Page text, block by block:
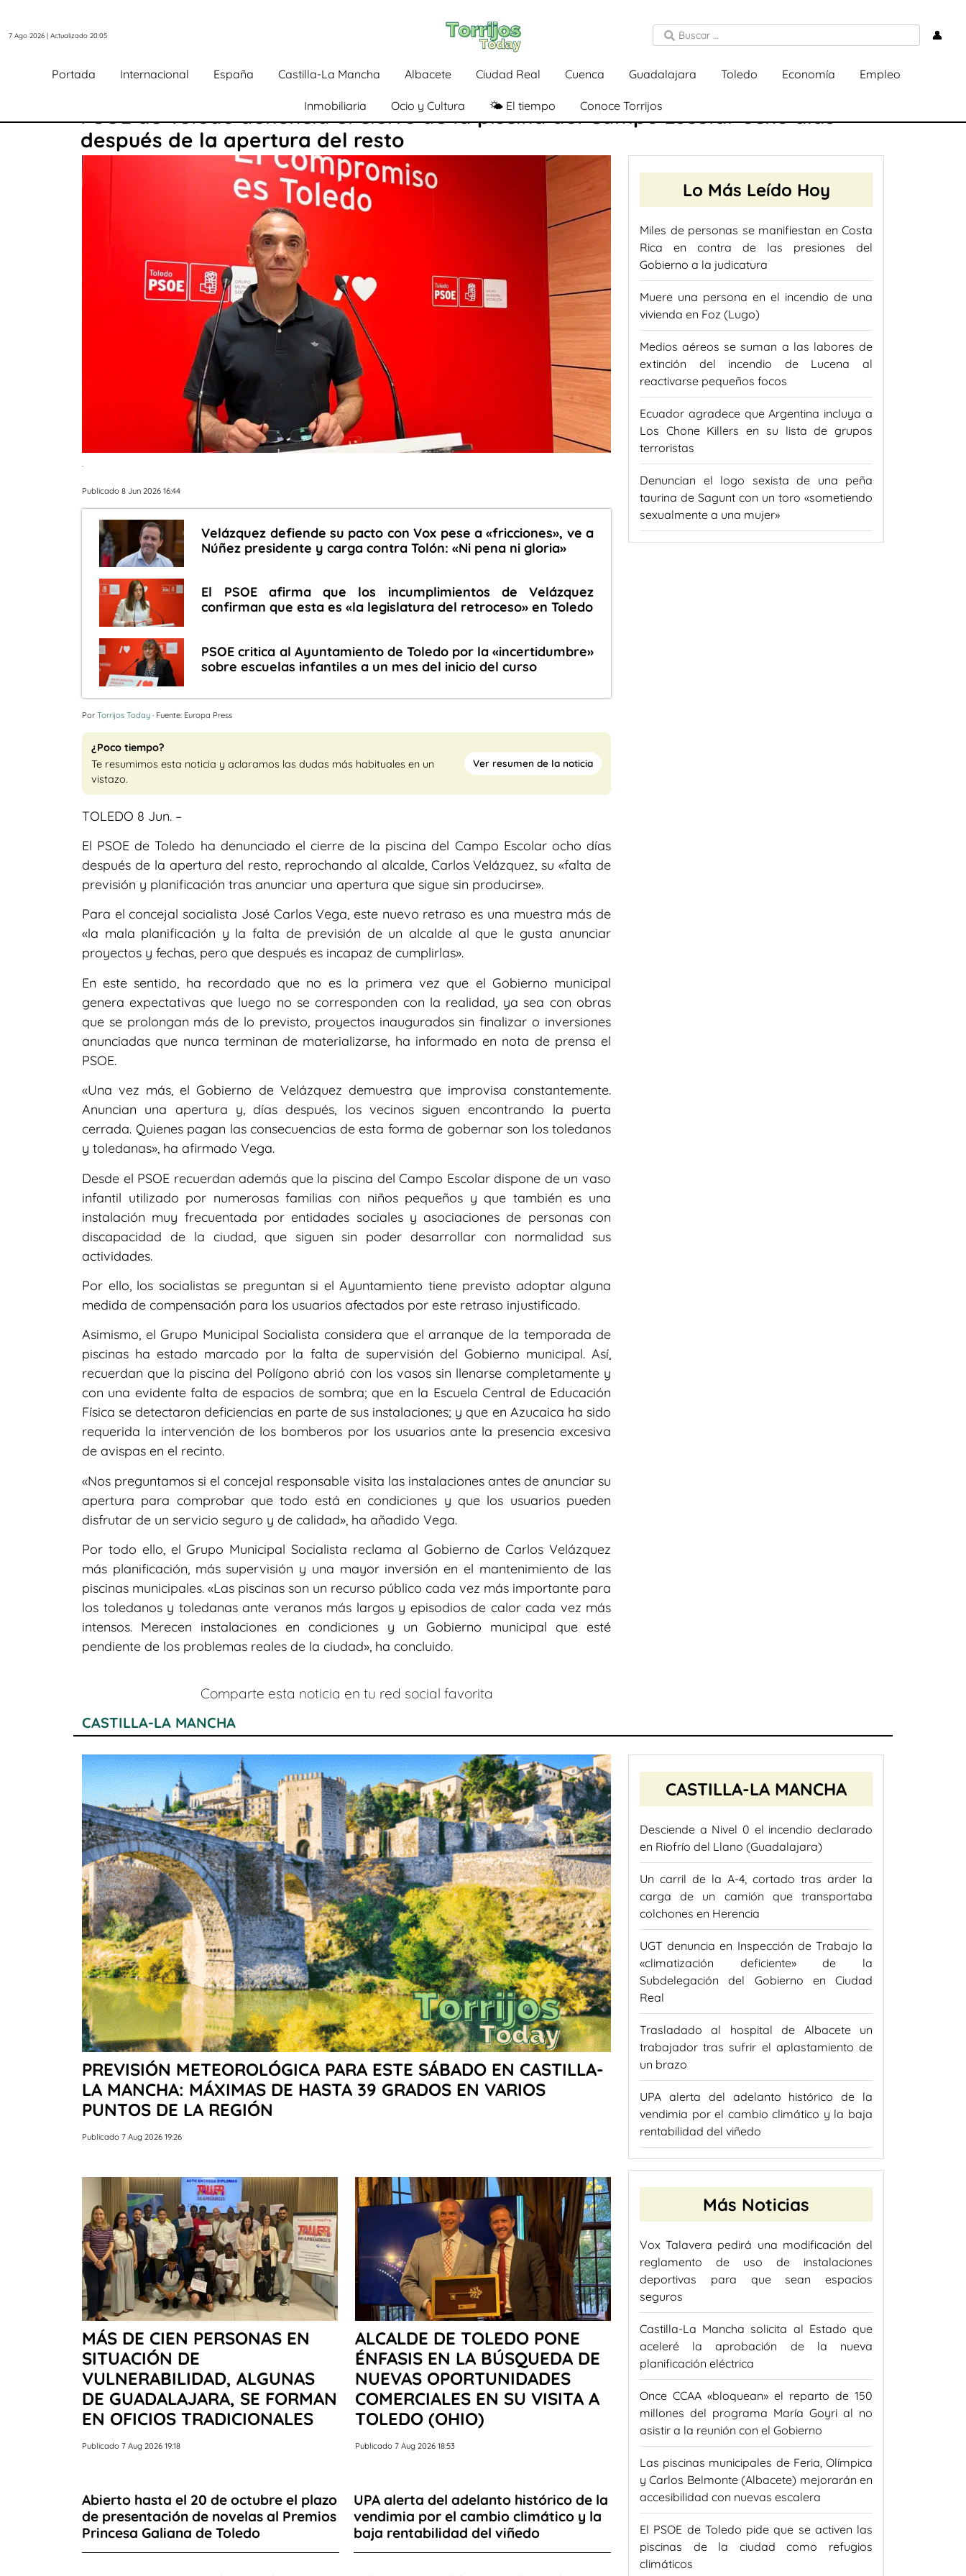
7 Ago 2026 | Actualizado 20:05 👤
Portada Internacional España Castilla-La Mancha Albacete Ciudad Real Cuenca Guadalajara Toledo Economía Empleo
Inmobiliaria Ocio y Cultura 🌤️ El tiempo Conoce Torrijos
PSOE de Toledo denuncia el cierre de la piscina del Campo Escolar ocho días
después de la apertura del resto
.
Publicado 8 Jun 2026 16:44
Velázquez defiende su pacto con Vox pese a «fricciones», ve a
Núñez presidente y carga contra Tolón: «Ni pena ni gloria»
El PSOE afirma que los incumplimientos de Velázquez
confirman que esta es «la legislatura del retroceso» en Toledo
PSOE critica al Ayuntamiento de Toledo por la «incertidumbre»
sobre escuelas infantiles a un mes del inicio del curso
Por Torrijos Today · Fuente: Europa Press
¿Poco tiempo?
Te resumimos esta noticia y aclaramos las dudas más habituales en un
vistazo.
Ver resumen de la noticia
TOLEDO 8 Jun. –
El PSOE de Toledo ha denunciado el cierre de la piscina del Campo Escolar ocho días
después de la apertura del resto, reprochando al alcalde, Carlos Velázquez, su «falta de
previsión y planificación tras anunciar una apertura que sigue sin producirse».
Para el concejal socialista José Carlos Vega, este nuevo retraso es una muestra más de
«la mala planificación y la falta de previsión de un alcalde al que le gusta anunciar
proyectos y fechas, pero que después es incapaz de cumplirlas».
En este sentido, ha recordado que no es la primera vez que el Gobierno municipal
genera expectativas que luego no se corresponden con la realidad, ya sea con obras
que se prolongan más de lo previsto, proyectos inaugurados sin finalizar o inversiones
anunciadas que nunca terminan de materializarse, ha informado en nota de prensa el
PSOE.
«Una vez más, el Gobierno de Velázquez demuestra que improvisa constantemente.
Anuncian una apertura y, días después, los vecinos siguen encontrando la puerta
cerrada. Quienes pagan las consecuencias de esta forma de gobernar son los toledanos
y toledanas», ha afirmado Vega.
Desde el PSOE recuerdan además que la piscina del Campo Escolar dispone de un vaso
infantil utilizado por numerosas familias con niños pequeños y que también es una
instalación muy frecuentada por entidades sociales y asociaciones de personas con
discapacidad de la ciudad, que siguen sin poder desarrollar con normalidad sus
actividades.
Por ello, los socialistas se preguntan si el Ayuntamiento tiene previsto adoptar alguna
medida de compensación para los usuarios afectados por este retraso injustificado.
Asimismo, el Grupo Municipal Socialista considera que el arranque de la temporada de
piscinas ha estado marcado por la falta de supervisión del Gobierno municipal. Así,
recuerdan que la piscina del Polígono abrió con los vasos sin llenarse completamente y
con una evidente falta de espacios de sombra; que en la Escuela Central de Educación
Física se detectaron deficiencias en parte de sus instalaciones; y que en Azucaica ha sido
requerida la intervención de los bomberos por los usuarios ante la presencia excesiva
de avispas en el recinto.
«Nos preguntamos si el concejal responsable visita las instalaciones antes de anunciar su
apertura para comprobar que todo está en condiciones y que los usuarios pueden
disfrutar de un servicio seguro y de calidad», ha añadido Vega.
Por todo ello, el Grupo Municipal Socialista reclama al Gobierno de Carlos Velázquez
más planificación, más supervisión y una mayor inversión en el mantenimiento de las
piscinas municipales. «Las piscinas son un recurso público cada vez más importante para
los toledanos y toledanas ante veranos más largos y episodios de calor cada vez más
intensos. Merecen instalaciones en condiciones y un Gobierno municipal que esté
pendiente de los problemas reales de la ciudad», ha concluido.
Comparte esta noticia en tu red social favorita
Lo Más Leído Hoy
Miles de personas se manifiestan en Costa
Rica en contra de las presiones del
Gobierno a la judicatura
Muere una persona en el incendio de una
vivienda en Foz (Lugo)
Medios aéreos se suman a las labores de
extinción del incendio de Lucena al
reactivarse pequeños focos
Ecuador agradece que Argentina incluya a
Los Chone Killers en su lista de grupos
terroristas
Denuncian el logo sexista de una peña
taurina de Sagunt con un toro «sometiendo
sexualmente a una mujer»
CASTILLA-LA MANCHA
PREVISIÓN METEOROLÓGICA PARA ESTE SÁBADO EN CASTILLA-
LA MANCHA: MÁXIMAS DE HASTA 39 GRADOS EN VARIOS
PUNTOS DE LA REGIÓN
Publicado 7 Aug 2026 19:26
MÁS DE CIEN PERSONAS EN
SITUACIÓN DE
VULNERABILIDAD, ALGUNAS
DE GUADALAJARA, SE FORMAN
EN OFICIOS TRADICIONALES
Publicado 7 Aug 2026 19:18
ALCALDE DE TOLEDO PONE
ÉNFASIS EN LA BÚSQUEDA DE
NUEVAS OPORTUNIDADES
COMERCIALES EN SU VISITA A
TOLEDO (OHIO)
Publicado 7 Aug 2026 18:53
Abierto hasta el 20 de octubre el plazo
de presentación de novelas al Premios
Princesa Galiana de Toledo
UPA alerta del adelanto histórico de la
vendimia por el cambio climático y la
baja rentabilidad del viñedo
CASTILLA-LA MANCHA
Desciende a Nivel 0 el incendio declarado
en Riofrío del Llano (Guadalajara)
Un carril de la A-4, cortado tras arder la
carga de un camión que transportaba
colchones en Herencia
UGT denuncia en Inspección de Trabajo la
«climatización deficiente» de la
Subdelegación del Gobierno en Ciudad
Real
Trasladado al hospital de Albacete un
trabajador tras sufrir el aplastamiento de
un brazo
UPA alerta del adelanto histórico de la
vendimia por el cambio climático y la baja
rentabilidad del viñedo
Más Noticias
Vox Talavera pedirá una modificación del
reglamento de uso de instalaciones
deportivas para que sean espacios
seguros
Castilla-La Mancha solicita al Estado que
aceleré la aprobación de la nueva
planificación eléctrica
Once CCAA «bloquean» el reparto de 150
millones del programa María Goyri al no
asistir a la reunión con el Gobierno
Las piscinas municipales de Feria, Olímpica
y Carlos Belmonte (Albacete) mejorarán en
accesibilidad con nuevas escalera
El PSOE de Toledo pide que se activen las
piscinas de la ciudad como refugios
climáticos